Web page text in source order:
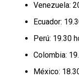
Venezuela:
Ecuador:
Perú: 19.30
Colombia:
México: